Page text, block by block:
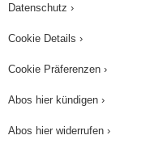
Datenschutz ›
Cookie Details ›
Cookie Präferenzen ›
Abos hier kündigen ›
Abos hier widerrufen ›